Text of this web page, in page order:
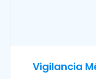
Vigilancia